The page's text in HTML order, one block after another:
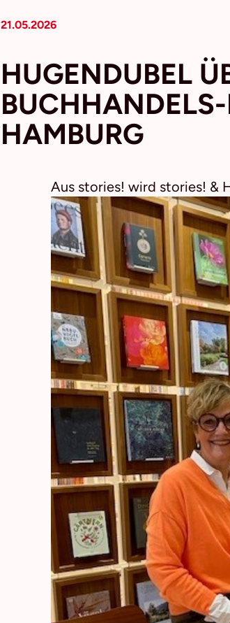
21.05.2026
HUGENDUBEL
HAMBURG
Aus stories! wird stories! &